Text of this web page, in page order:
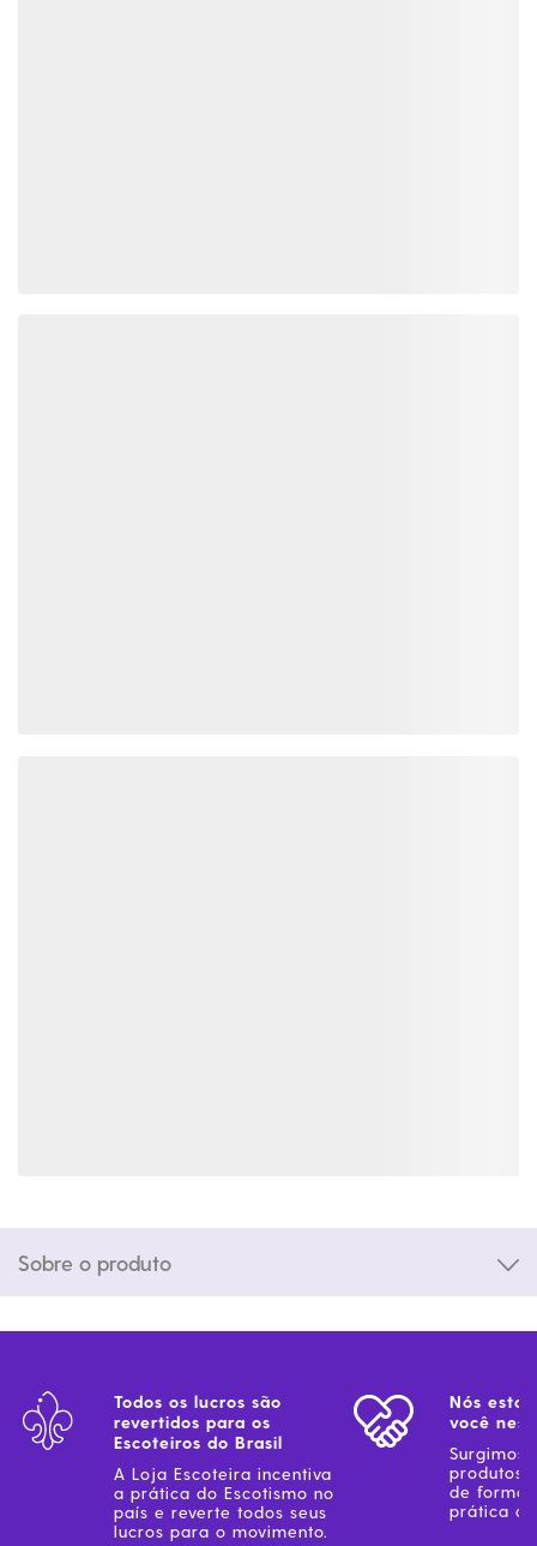
Sobre o produto
Todos os lucros são
revertidos para os
Escoteiros do Brasil
A Loja Escoteira incentiva
a prática do Escotismo no
país e reverte todos seus
lucros para o movimento.
Nós
você
Surgimos
produtos
de forma
prática